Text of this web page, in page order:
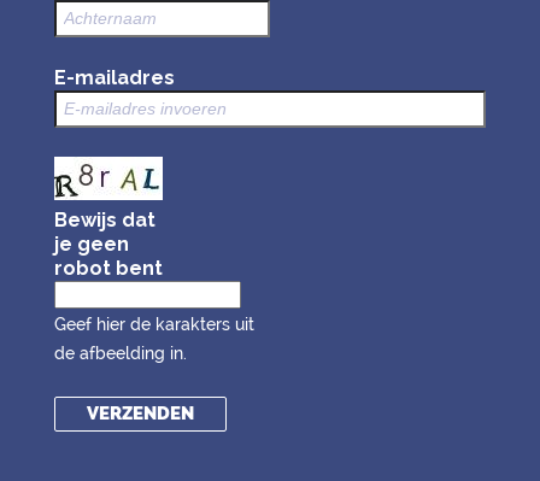
E-mailadres
Bewijs dat
je geen
robot bent
Geef hier de karakters uit
de afbeelding in.